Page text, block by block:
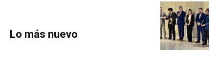
Lo más nuevo